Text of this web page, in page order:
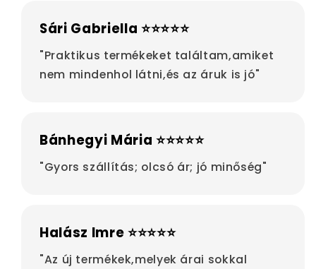
Sári Gabriella ⭐⭐⭐⭐⭐
"Praktikus termékeket találtam,amiket
nem mindenhol látni,és az áruk is jó"
Bánhegyi Mária ⭐⭐⭐⭐⭐
"Gyors szállítás; olcsó ár; jó minőség"
Halász Imre ⭐⭐⭐⭐⭐
"Az új termékek,melyek árai sokkal